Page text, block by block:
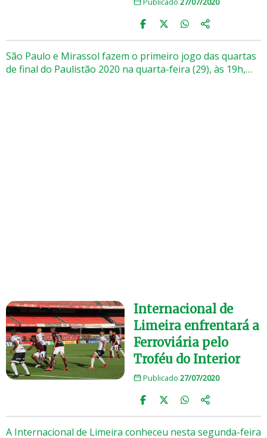
São Paulo e Mirassol fazem o primeiro jogo das quartas
de final do Paulistão 2020 na quarta-feira (29), às 19h,…
Internacional de
Limeira enfrentará a
Ferroviária pelo
Troféu do Interior
Publicado 27/07/2020
A Internacional de Limeira conheceu nesta segunda-feira